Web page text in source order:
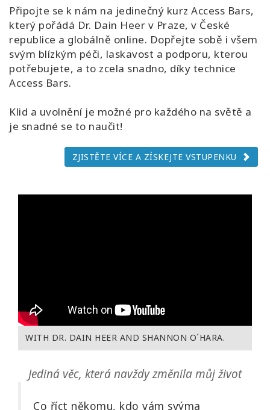
Připojte se k nám na jedinečný kurz Access Bars,
který pořádá Dr. Dain Heer v Praze, v České
republice a globálně online. Dopřejte sobě i všem
svým blízkým péči, laskavost a podporu, kterou
potřebujete, a to zcela snadno, díky technice
Access Bars.
Klid a uvolnění je možné pro každého na světě a
je snadné se to naučit!
ZJISTĚTE VÍCE A ZÍSKEJTE VSTUPENKU
WITH DR. DAIN HEER AND SHANNON O´HARA.
Jediná věc, která navždy změnila můj život
Co říct někomu, kdo vám svýma